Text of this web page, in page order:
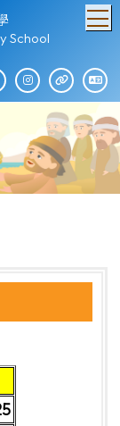
School